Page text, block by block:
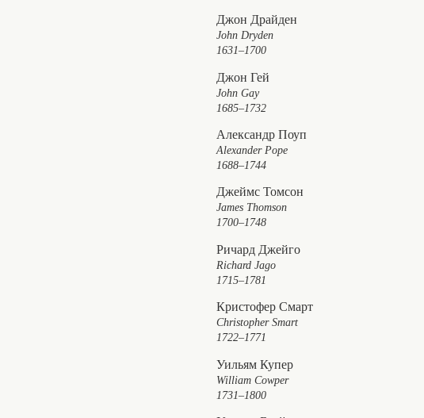
Джон Драйден
John Dryden
1631–1700
Джон Гей
John Gay
1685–1732
Александр Поуп
Alexander Pope
1688–1744
Джеймс Томсон
James Thomson
1700–1748
Ричард Джейго
Richard Jago
1715–1781
Кристофер Смарт
Christopher Smart
1722–1771
Уильям Купер
William Cowper
1731–1800